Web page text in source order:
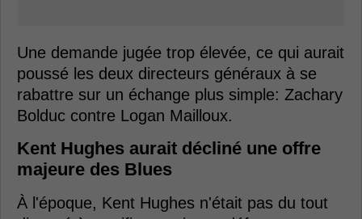
Une demande jugée trop élevée, ce qui aurait
poussé les deux directeurs généraux à se
rabattre sur un échange plus simple: Zachary
Bolduc contre Logan Mailloux.
Kent Hughes aurait décliné une offre
majeure des Blues
À l'époque, Kent Hughes n'était pas du tout